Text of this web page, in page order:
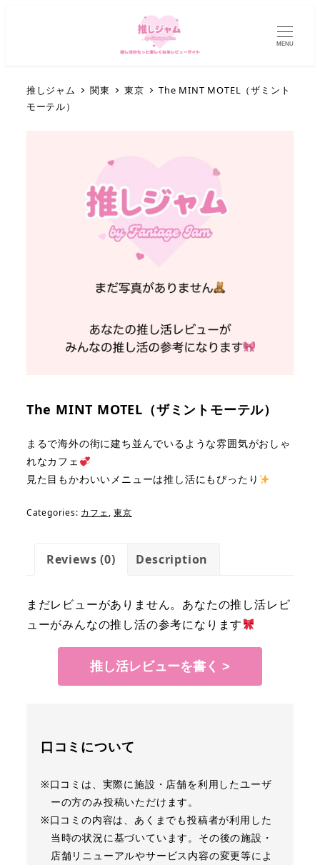
MENU
推しジャム 関東 東京
The MINT MOTEL（ザミント
モーテル）
The MINT MOTEL（ザミントモーテル）
まるで海外の街に建ち並んでいるような雰囲気がおしゃ
れなカフェ
見た目もかわいいメニューは推し活にもぴったり
Categories: カフェ,東京
Reviews (0) Description
まだレビューがありません。あなたの推し活レビ
ューがみんなの推し活の参考になります
推し活レビューを書く >
口コミについて
※口コミは、実際に施設・店舗を利用したユーザ
ーの方のみ投稿いただけます。
※口コミの内容は、あくまでも投稿者が利用した
当時の状況に基づいています。その後の施設・
店舗リニューアルやサービス内容の変更等によ